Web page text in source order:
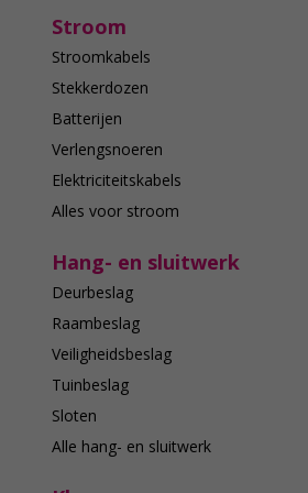
Stroom
Stroomkabels
Stekkerdozen
Batterijen
Verlengsnoeren
Elektriciteitskabels
Alles voor stroom
Hang- en sluitwerk
Deurbeslag
Raambeslag
Veiligheidsbeslag
Tuinbeslag
Sloten
Alle hang- en sluitwerk